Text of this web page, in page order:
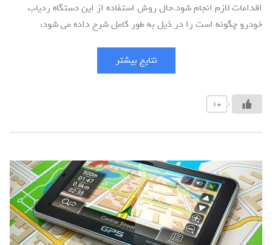
اقدامات لازم انجام شود.حال روش استفاده از این دستگاه ردیاب
خودرو چگونه است را در ذیل به طور کامل شرح داده می شود:
نتایج بیشتر
+1